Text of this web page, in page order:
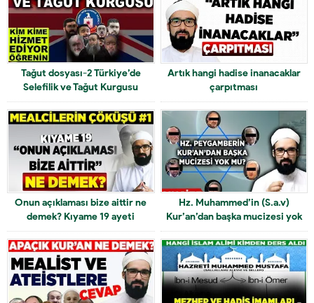
Tağut dosyası-2 Türkiye’de
Selefilik ve Tağut Kurgusu
Artık hangi hadise inanacaklar
çarpıtması
Onun açıklaması bize aittir ne
demek? Kıyame 19 ayeti
Hz. Muhammed’in (S.a.v)
Kur’an’dan başka mucizesi yok
muydu? İsra 59 ayeti nedir?